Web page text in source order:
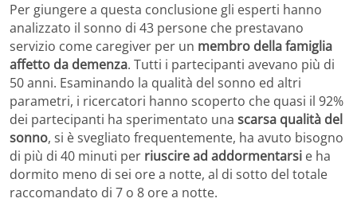
Per giungere a questa conclusione gli esperti hanno
analizzato il sonno di 43 persone che prestavano
servizio come caregiver per un membro della famiglia
affetto da demenza. Tutti i partecipanti avevano più di
50 anni. Esaminando la qualità del sonno ed altri
parametri, i ricercatori hanno scoperto che quasi il 92%
dei partecipanti ha sperimentato una scarsa qualità del
sonno, si è svegliato frequentemente, ha avuto bisogno
di più di 40 minuti per riuscire ad addormentarsi e ha
dormito meno di sei ore a notte, al di sotto del totale
raccomandato di 7 o 8 ore a notte.